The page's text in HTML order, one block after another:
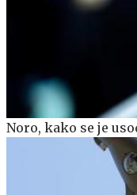
Noro, kako se je